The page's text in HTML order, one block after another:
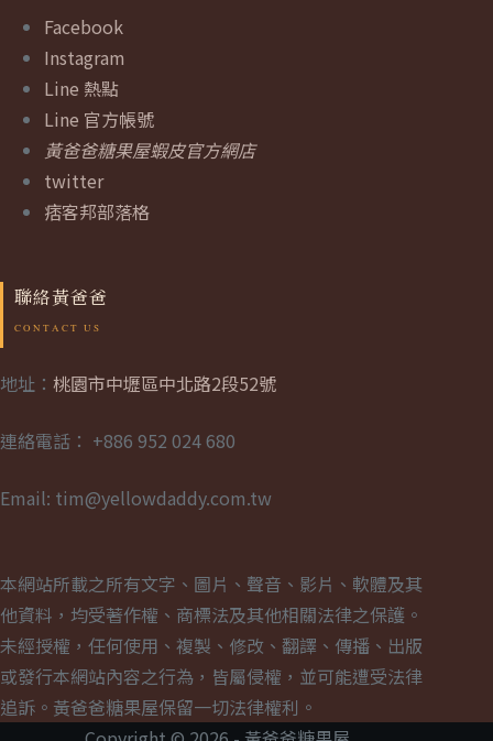
Facebook
Instagram
Line 熱點
Line 官方帳號
黃爸爸糖果屋蝦皮官方網店
twitter
痞客邦部落格
聯絡黃爸爸
地址： 桃園市中壢區中北路2段52號
連絡電話： +886 952 024 680
Email: tim@yellowdaddy.com.tw
本網站所載之所有文字、圖片、聲音、影片、軟體及其
他資料，均受著作權、商標法及其他相關法律之保護。
未經授權，任何使用、複製、修改、翻譯、傳播、出版
或發行本網站內容之行為，皆屬侵權，並可能遭受法律
追訴。黃爸爸糖果屋保留一切法律權利。